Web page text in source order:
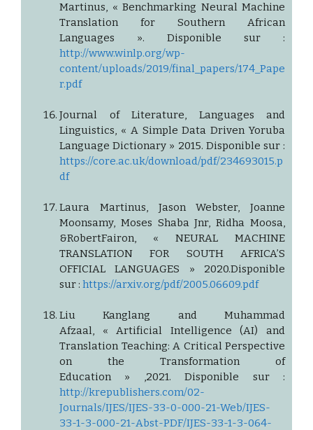
Martinus, « Benchmarking Neural Machine
Translation for Southern African
Languages ». Disponible sur :
http://www.winlp.org/wp-
content/uploads/2019/final_papers/174_Pape
r.pdf
Journal of Literature, Languages and
Linguistics, « A Simple Data Driven Yoruba
Language Dictionary » 2015. Disponible sur :
https://core.ac.uk/download/pdf/234693015.p
df
Laura Martinus, Jason Webster, Joanne
Moonsamy, Moses Shaba Jnr, Ridha Moosa,
&RobertFairon, « NEURAL MACHINE
TRANSLATION FOR SOUTH AFRICA’S
OFFICIAL LANGUAGES » 2020.Disponible
sur : https://arxiv.org/pdf/2005.06609.pdf
Liu Kanglang and Muhammad
Afzaal, « Artificial Intelligence (AI) and
Translation Teaching: A Critical Perspective
on the Transformation of
Education » ,2021. Disponible sur :
http://krepublishers.com/02-
Journals/IJES/IJES-33-0-000-21-Web/IJES-
33-1-3-000-21-Abst-PDF/IJES-33-1-3-064-